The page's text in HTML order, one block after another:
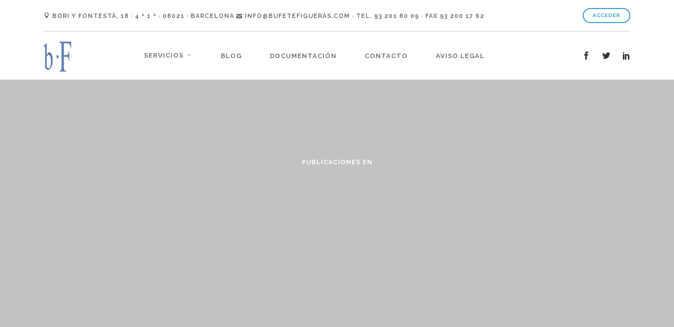
BORI Y FONTESTÀ, 18 · 4 º 1 ª · 08021 · BARCELONA INFO@BUFETEFIGUERAS.COM · TEL. 93 201 80 09 · FAX 93 200 17 62 ACCEDER
SERVICIOS BLOG DOCUMENTACIÓN CONTACTO AVISO LEGAL
PUBLICACIONES EN